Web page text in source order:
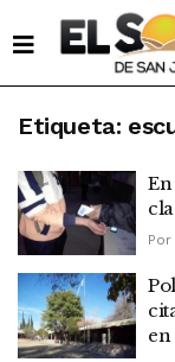
Etiqueta:
Por